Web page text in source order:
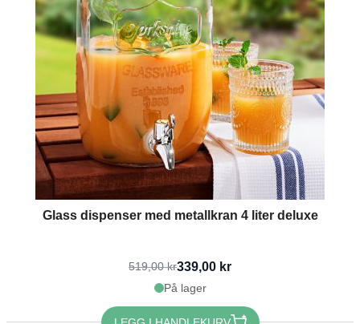
Glass dispenser med metallkran 4 liter deluxe
519,00 kr339,00 kr
På lager